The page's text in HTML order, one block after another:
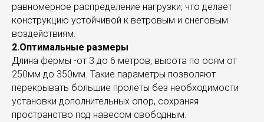
равномерное распределение нагрузки, что делает
конструкцию устойчивой к ветровым и снеговым
воздействиям.
2.Оптимальные размеры
Длина фермы -от 3 до 6 метров, высота по осям от
250мм до 350мм. Такие параметры позволяют
перекрывать большие пролеты без необходимости
установки дополнительных опор, сохраняя
пространство под навесом свободным.